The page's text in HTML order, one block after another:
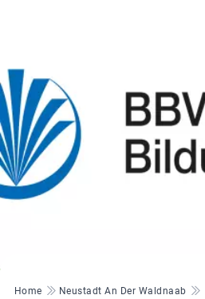
Pfadnavigation
Home Neustadt An Der Waldnaab